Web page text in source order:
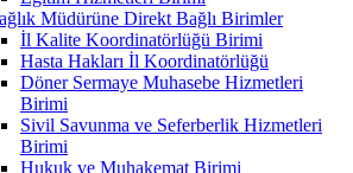
Müdürüne Direkt Bağlı Birimler
İl Kalite Koordinatörlüğü Birimi
Hasta Hakları İl Koordinatörlüğü
Döner Sermaye Muhasebe Hizmetleri
Birimi
Sivil Savunma ve Seferberlik Hizmetleri
Birimi
Hukuk ve Muhakemat Birimi